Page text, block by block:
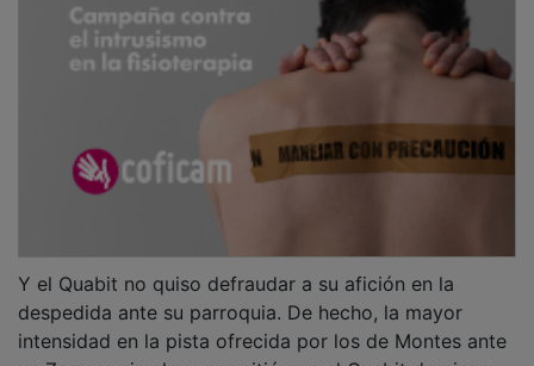
despedida ante su parroquia. De hecho, la mayor
intensidad en la pista ofrecida por los de Montes ante
un Zamora sin alma, permitió que el Quabit dominara